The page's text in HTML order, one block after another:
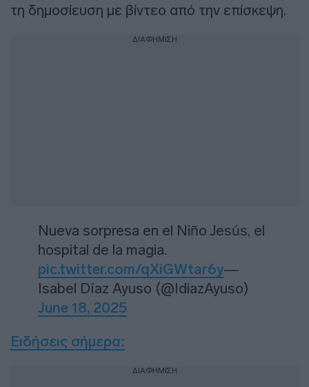
τη δημοσίευση με βίντεο από την επίσκεψη.
ΔΙΑΦΗΜΙΣΗ
Nueva sorpresa en el Niño Jesús, el
hospital de la magia.
pic.twitter.com/qXiGWtar6y—
Isabel Díaz Ayuso (@IdiazAyuso)
June 18, 2025
Ειδήσεις σήμερα:
ΔΙΑΦΗΜΙΣΗ